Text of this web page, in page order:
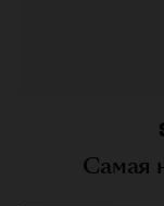
Самая